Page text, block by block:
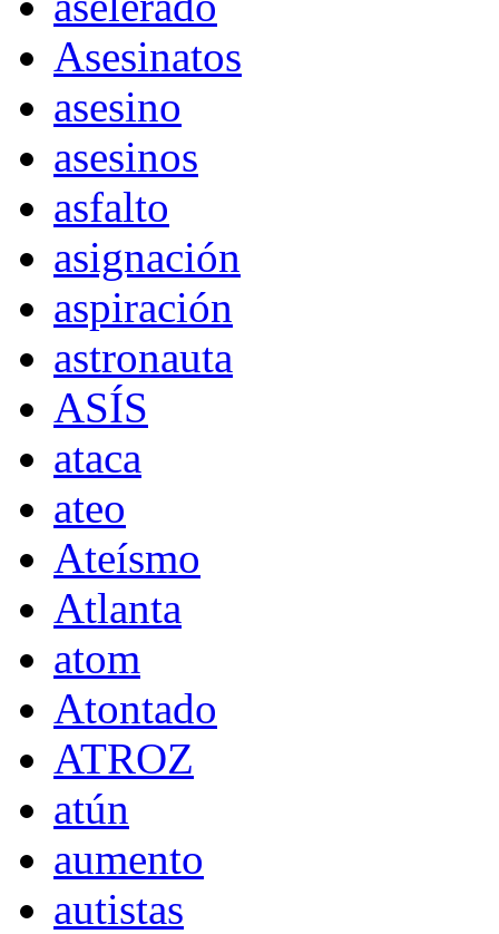
Asesinatos
asesino
asesinos
asfalto
asignación
aspiración
astronauta
ASÍS
ataca
ateo
Ateísmo
Atlanta
atom
Atontado
ATROZ
atún
aumento
autistas